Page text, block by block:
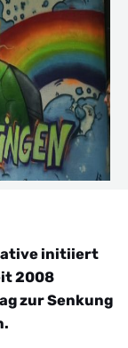
initiiert
2008
zur Senkung